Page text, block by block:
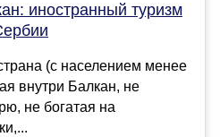
иностранный туризм
(с населением менее
внутри Балкан, не
не богатая на